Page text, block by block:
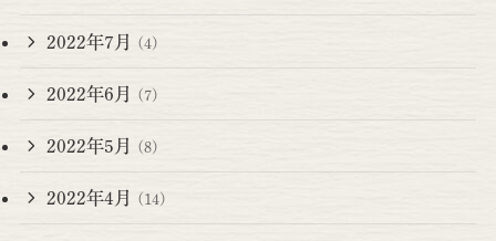
2022年7月 (4)
2022年6月 (7)
2022年5月 (8)
2022年4月 (14)